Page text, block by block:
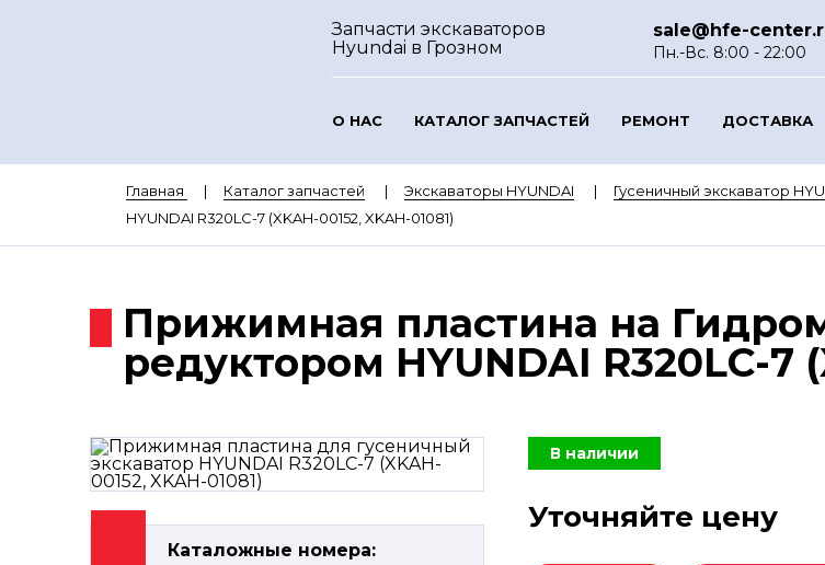
Запчасти экскаваторов
Hyundai в Грозном
sale@hfe-
Пн.-Вс. 8:00 - 22:00
О НАС КАТАЛОГ ЗАПЧАСТЕЙ РЕМОНТ ДОСТАВКА
Главная Каталог запчастей Экскаваторы HYUNDAI Гусеничный экскаватор
HYUNDAI R320LC-7 (XKAH-00152, XKAH-01081)
Прижимная пластина на
редуктором HYUNDAI R320LC-7
Каталожные номера:
В наличии
Уточняйте цену